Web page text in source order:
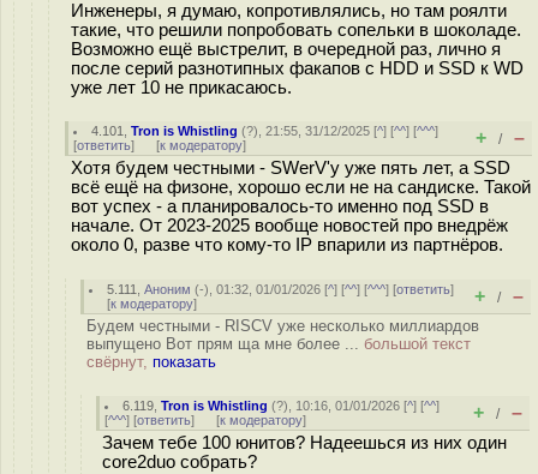
Инженеры, я думаю, копротивлялись, но там роялти
такие, что решили попробовать сопельки в шоколаде.
Возможно ещё выстрелит, в очередной раз, лично я
после серий разнотипных факапов с HDD и SSD к WD
уже лет 10 не прикасаюсь.
4.101 ,Tron is Whistling (?), 21:55, 31/12/2025 [^] [^^] [^^^]
[ответить] [к модератору] + / –
Хотя будем честными - SWerV'у уже пять лет, а SSD
всё ещё на физоне, хорошо если не на сандиске. Такой
вот успех - а планировалось-то именно под SSD в
начале. От 2023-2025 вообще новостей про внедрёж
около 0, разве что кому-то IP впарили из партнёров.
5.111 ,Аноним (-), 01:32, 01/01/2026 [^] [^^] [^^^] [ответить]
[к модератору] + / –
Будем честными - RISCV уже несколько миллиардов
выпущено Вот прям ща мне более ... большой текст
свёрнут, показать
6.119 ,Tron is Whistling (?), 10:16, 01/01/2026 [^] [^^]
[^^^] [ответить] [к модератору] + / –
Зачем тебе 100 юнитов? Надеешься из них один
core2duo собрать?